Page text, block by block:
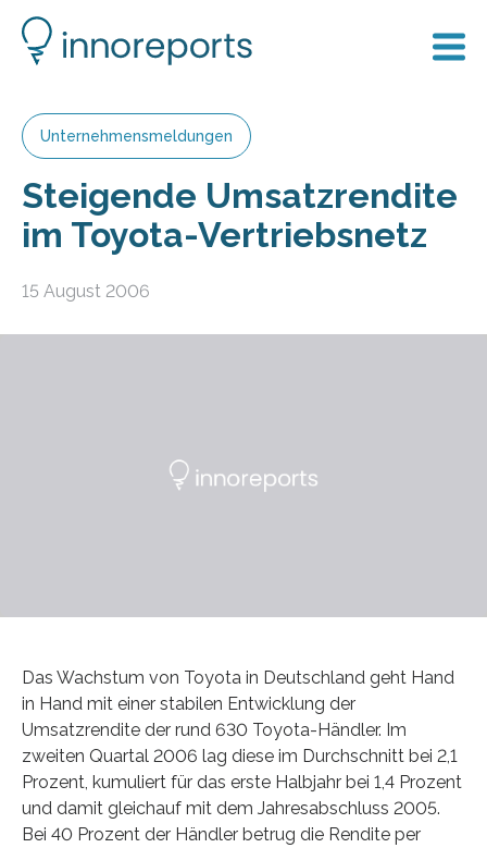
Unternehmensmeldungen
Steigende Umsatzrendite
im Toyota-Vertriebsnetz
15 August 2006
Das Wachstum von Toyota in Deutschland geht Hand
in Hand mit einer stabilen Entwicklung der
Umsatzrendite der rund 630 Toyota-Händler. Im
zweiten Quartal 2006 lag diese im Durchschnitt bei 2,1
Prozent, kumuliert für das erste Halbjahr bei 1,4 Prozent
und damit gleichauf mit dem Jahresabschluss 2005.
Bei 40 Prozent der Händler betrug die Rendite per